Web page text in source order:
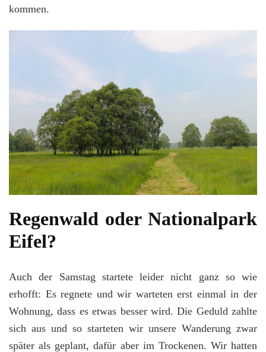
kommen.
Regenwald oder Nationalpark
Eifel?
Auch der Samstag startete leider nicht ganz so wie
erhofft: Es regnete und wir warteten erst einmal in der
Wohnung, dass es etwas besser wird. Die Geduld zahlte
sich aus und so starteten wir unsere Wanderung zwar
später als geplant, dafür aber im Trockenen. Wir hatten